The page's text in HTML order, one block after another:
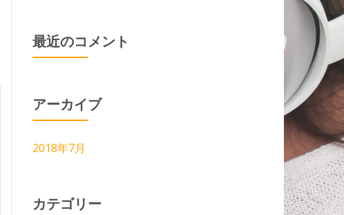
最近のコメント
アーカイブ
2018年7月
カテゴリー